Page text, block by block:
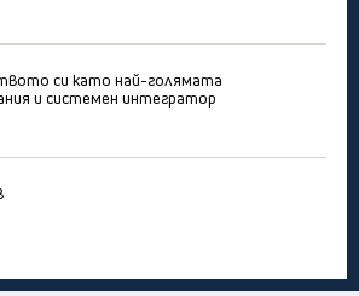
си като най-голямата
и системен интегратор